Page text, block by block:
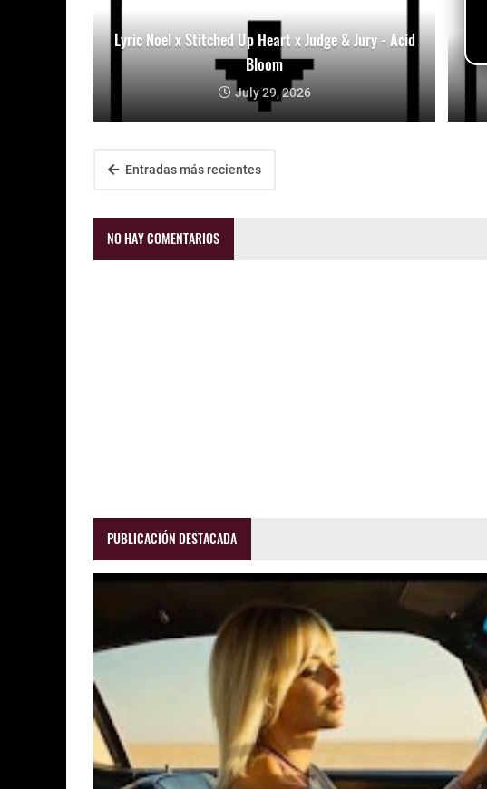
Lyric Noel x Stitched Up Heart x Judge & Jury - Acid
Bloom
July 29, 2026
Entradas más recientes
NO HAY COMENTARIOS
PUBLICACIÓN DESTACADA